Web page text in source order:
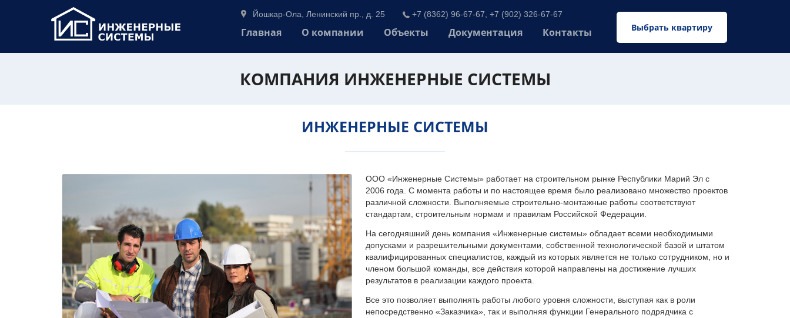
Выбрать квартиру
Йошкар-Ола, Ленинский пр., д. 25 +7 (8362) 96-67-67, +7 (902) 326-67-67
Главная О компании Объекты Документация Контакты
КОМПАНИЯ ИНЖЕНЕРНЫЕ СИСТЕМЫ
ИНЖЕНЕРНЫЕ СИСТЕМЫ
ООО «Инженерные Системы» работает на строительном рынке Республики Марий Эл с
2006 года. С момента работы и по настоящее время было реализовано множество проектов
различной сложности. Выполняемые строительно-монтажные работы соответствуют
стандартам, строительным нормам и правилам Российской Федерации.
На сегодняшний день компания «Инженерные системы» обладает всеми необходимыми
допусками и разрешительными документами, собственной технологической базой и штатом
квалифицированных специалистов, каждый из которых является не только сотрудником, но и
членом большой команды, все действия которой направлены на достижение лучших
результатов в реализации каждого проекта.
Все это позволяет выполнять работы любого уровня сложности, выступая как в роли
непосредственно «Заказчика», так и выполняя функции Генерального подрядчика с